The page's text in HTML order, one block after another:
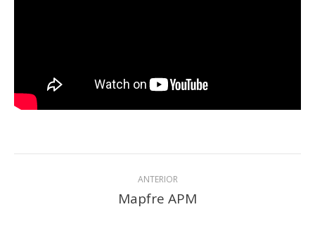
NavegaciónANTERIOR
Proyecto
Mapfre APM